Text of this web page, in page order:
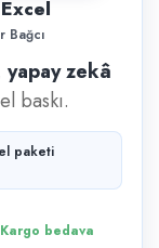
Bağcı
yapay zekâ
baskı.
paketi
Kargo bedava